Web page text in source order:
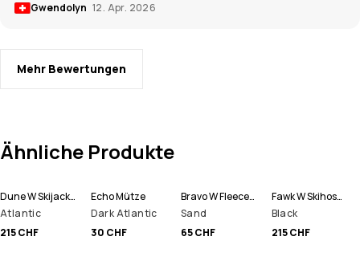
Gwendolyn 12. Apr. 2026
Mehr Bewertungen
Ähnliche Produkte
Dune W Skijacke Damen
Atlantic
215 CHF
Echo Mütze
Dark Atlantic
30 CHF
Bravo W Fleecepullover Damen
Sand
65 CHF
Fawk W Skihose Damen
Black
215 CHF